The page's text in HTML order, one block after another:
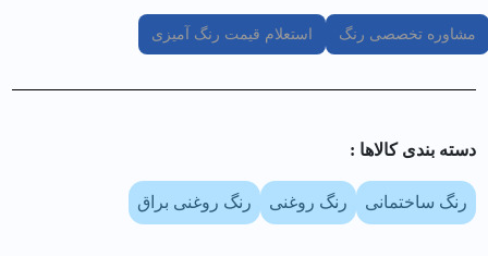
مشاوره تخصصی رنگ استعلام قیمت رنگ آمیزی
دسته بندی کالا‌ها :
رنگ ساختمانی رنگ روغنی رنگ روغنی براق